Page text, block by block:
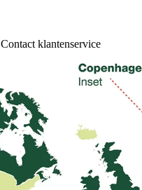
Contact klantenservice